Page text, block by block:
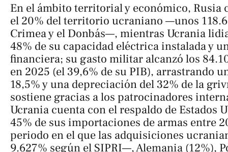
En el ámbito territorial y económico, Rusia
el 20% del territorio ucraniano —unos
Crimea y el Donbás—, mientras Ucrania
48% de su capacidad eléctrica instalada y
financiera; su gasto militar alcanzó los
en 2025 (el 39,6% de su PIB), arrastrando
18,5% y una depreciación del 32% de la
sostiene gracias a los patrocinadores
Ucrania cuenta con el respaldo de Estados
45% de sus importaciones de armas entre
periodo en el que las adquisiciones
9.627% según el SIPRI—, Alemania (12%),